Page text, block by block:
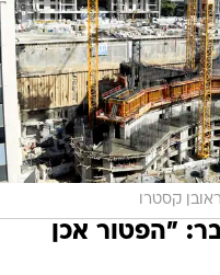
ראובן קסטרו
"הפטור אכן